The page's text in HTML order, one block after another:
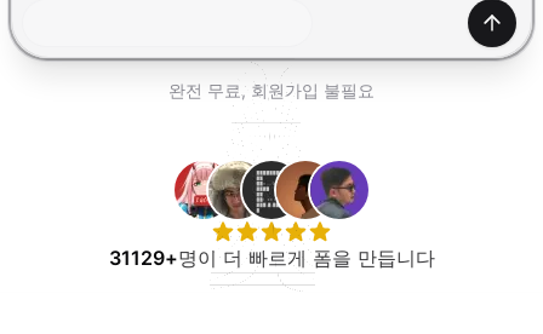
생성
완전 무료, 회원가입 불필요
31129+명이 더 빠르게 폼을 만듭니다